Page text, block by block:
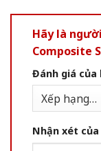
Hãy là
Composite
Đánh giá của
Nhận xét